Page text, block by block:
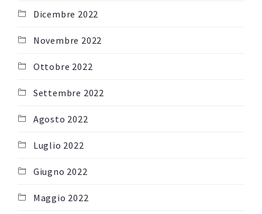
Dicembre 2022
Novembre 2022
Ottobre 2022
Settembre 2022
Agosto 2022
Luglio 2022
Giugno 2022
Maggio 2022